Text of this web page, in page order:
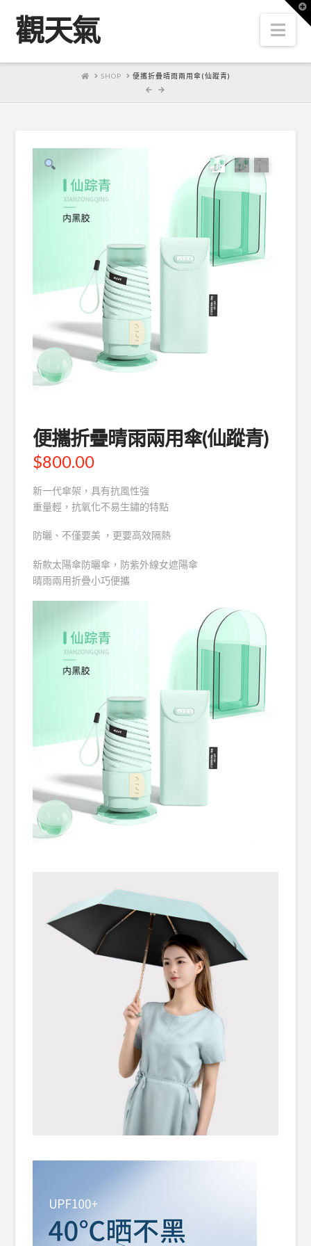
觀天氣
HOME
SHOP 便攜折疊晴雨兩用傘(仙蹤青)
便攜折疊晴雨兩用傘(仙蹤青)
$800.00
新一代傘架，具有抗風性強
重量輕，抗氧化不易生鏽的特點
防曬、不僅要美 ，更要高效隔熱
新款太陽傘防曬傘，防紫外線女遮陽傘
晴雨兩用折疊小巧便攜